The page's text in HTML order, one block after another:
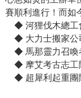
賽順利進行！而如
◆ 河狸伐木總工
◆ 大力士搬家公
◆ 馬那靈力召喚
◆ 摩艾考古志工
◆ 超犀利起重團